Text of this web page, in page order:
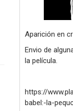
Aparición en
Envio de
la película.
https://
babel:-la-